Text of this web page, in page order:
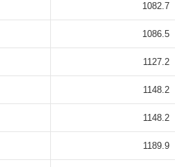
1082.7
1086.5
1127.2
1148.2
1148.2
1189.9